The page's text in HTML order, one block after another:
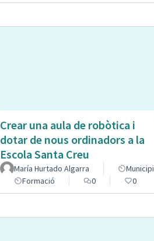
Crear una aula de robòtica i
dotar de nous ordinadors a la
Escola Santa Creu
María Hurtado Algarra
Municipi
Formació
0 0